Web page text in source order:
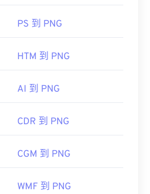
作系统的默认图像查看器中
时遇到问题，请使用我们的
等其他程序也可用于打开
时请务必小心。PNG 文件
图像中创建透明度，尤其是
PS 到 PNG
HTM 到 PNG
AI 到 PNG
CDR 到 PNG
CGM 到 PNG
WMF 到 PNG